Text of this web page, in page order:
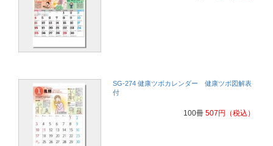
SG-274 健康ツボカレンダー 健康ツボ図解表
付
100冊 507 円 （税込）